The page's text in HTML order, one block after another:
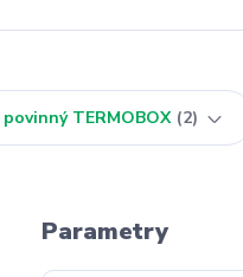
TERMOBOX 2
Parametry